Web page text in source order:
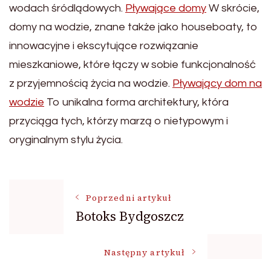
wodach śródlądowych. Pływające domy W skrócie,
domy na wodzie, znane także jako houseboaty, to
innowacyjne i ekscytujące rozwiązanie
mieszkaniowe, które łączy w sobie funkcjonalność
z przyjemnością życia na wodzie. Pływający dom na
wodzie To unikalna forma architektury, która
przyciąga tych, którzy marzą o nietypowym i
oryginalnym stylu życia.
NawigacjaPoprzedni artykuł
Botoks Bydgoszcz
Następny artykuł